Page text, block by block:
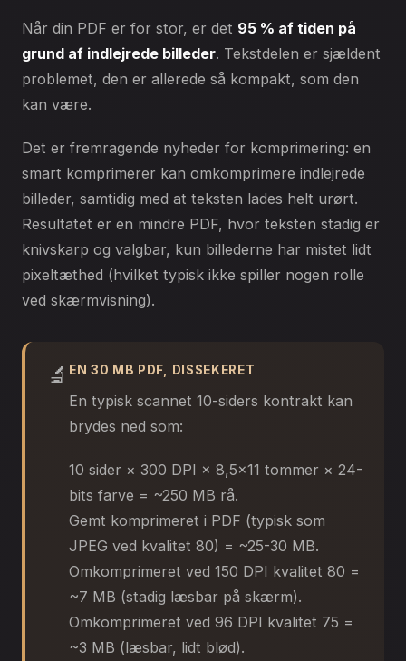
Når din PDF er for stor, er det 95 % af tiden på
grund af indlejrede billeder. Tekstdelen er sjældent
problemet, den er allerede så kompakt, som den
kan være.
Det er fremragende nyheder for komprimering: en
smart komprimerer kan omkomprimere indlejrede
billeder, samtidig med at teksten lades helt urørt.
Resultatet er en mindre PDF, hvor teksten stadig er
knivskarp og valgbar, kun billederne har mistet lidt
pixeltæthed (hvilket typisk ikke spiller nogen rolle
ved skærmvisning).
🔬 EN 30 MB PDF, DISSEKERET
En typisk scannet 10-siders kontrakt kan
brydes ned som:
10 sider × 300 DPI × 8,5×11 tommer × 24-
bits farve = ~250 MB rå.
Gemt komprimeret i PDF (typisk som
JPEG ved kvalitet 80) = ~25-30 MB.
Omkomprimeret ved 150 DPI kvalitet 80 =
~7 MB (stadig læsbar på skærm).
Omkomprimeret ved 96 DPI kvalitet 75 =
~3 MB (læsbar, lidt blød).